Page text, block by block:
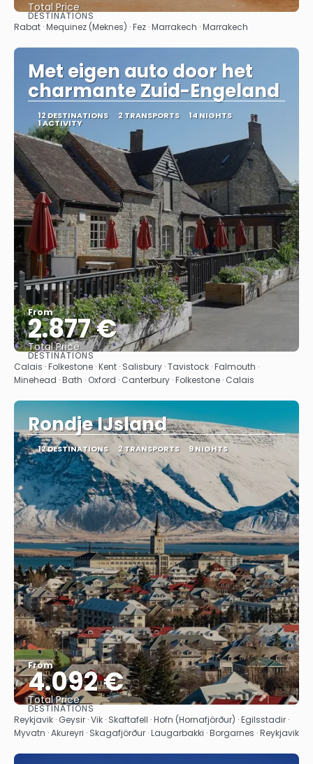
Total Price
See
DESTINATIONS
Rabat · Mequinez (Meknes) · Fez · Marrakech · Marrakech
Met eigen auto door het
charmante Zuid-Engeland
12 DESTINATIONS 2 TRANSPORTS 14 NIGHTS
1 ACTIVITY
From
2.877 €
Total Price
See
DESTINATIONS
Calais · Folkestone · Kent · Salisbury · Tavistock · Falmouth ·
Minehead · Bath · Oxford · Canterbury · Folkestone · Calais
Rondje IJsland
12 DESTINATIONS 2 TRANSPORTS 9 NIGHTS
From
4.092 €
Total Price
See
DESTINATIONS
Reykjavik · Geysir · Vik · Skaftafell · Hofn (Hornafjörður) · Egilsstadir ·
Myvatn · Akureyri · Skagafjörður · Laugarbakki · Borgarnes · Reykjavik